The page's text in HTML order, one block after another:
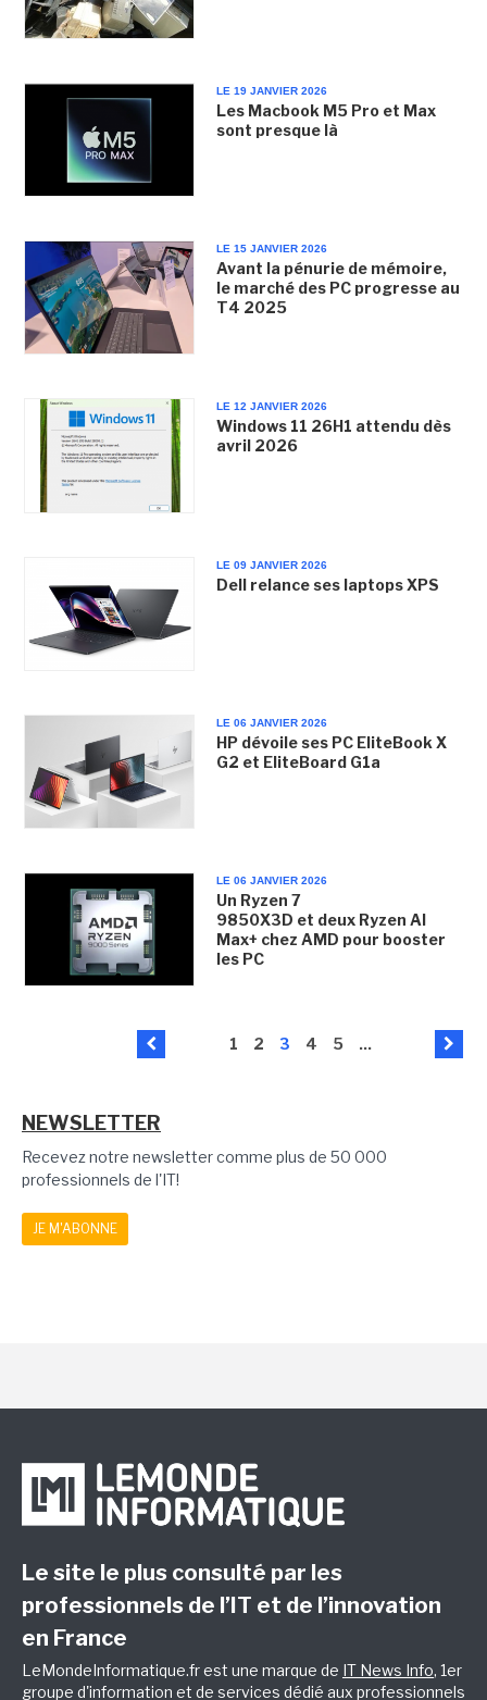
LE 19 JANVIER 2026
Les Macbook M5 Pro et Max
sont presque là
LE 15 JANVIER 2026
Avant la pénurie de mémoire,
le marché des PC progresse au
T4 2025
LE 12 JANVIER 2026
Windows 11 26H1 attendu dès
avril 2026
LE 09 JANVIER 2026
Dell relance ses laptops XPS
LE 06 JANVIER 2026
HP dévoile ses PC EliteBook X
G2 et EliteBoard G1a
LE 06 JANVIER 2026
Un Ryzen 7
9850X3D et deux Ryzen AI
Max+ chez AMD pour booster
les PC
1 2 3 4 5 ...
NEWSLETTER
Recevez notre newsletter comme plus de 50 000
professionnels de l'IT!
JE M'ABONNE
Le site le plus consulté par les
professionnels de l’IT et de l’innovation
en France
LeMondeInformatique.fr est une marque de IT News Info, 1er
groupe d'information et de services dédié aux professionnels